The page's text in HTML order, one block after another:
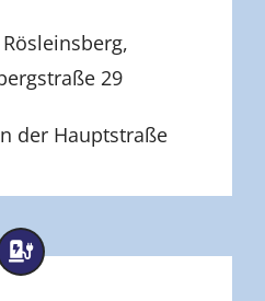
29
der Hauptstraße